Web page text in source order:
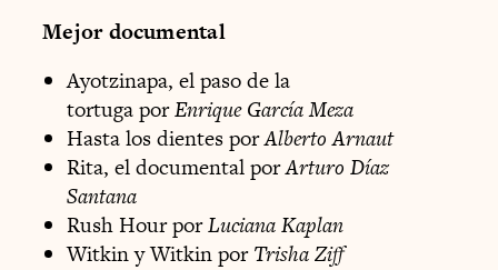
Mejor documental
Ayotzinapa, el paso de la
tortuga porEnrique García Meza
Hasta los dientes porAlberto Arnaut
Rita, el documental porArturo Díaz
Santana
Rush Hour porLuciana Kaplan
Witkin y Witkin porTrisha Ziff